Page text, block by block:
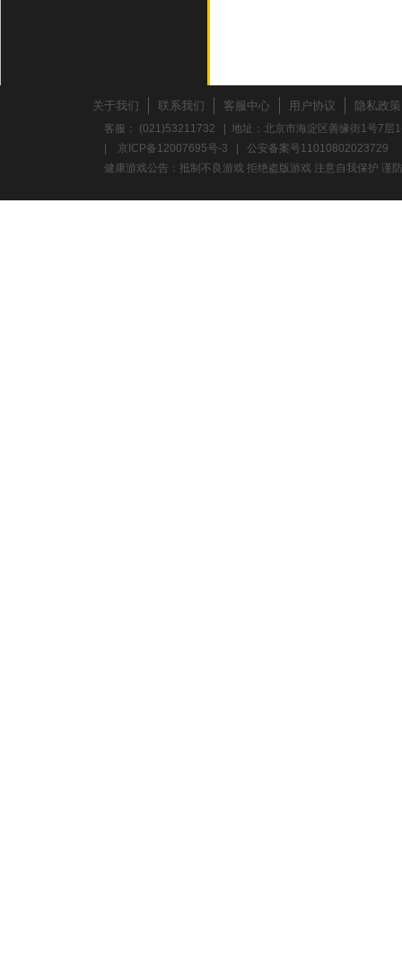
关于我们 联系我们 客服中心 用户协议 隐私政策
客服： (021)53211732 | 地址：北京市海淀区善缘街1号7
京ICP备12007695号-3
公安备案号11010802023729
健康游戏公告：抵制不良游戏 拒绝盗版游戏 注意自我保护 谨